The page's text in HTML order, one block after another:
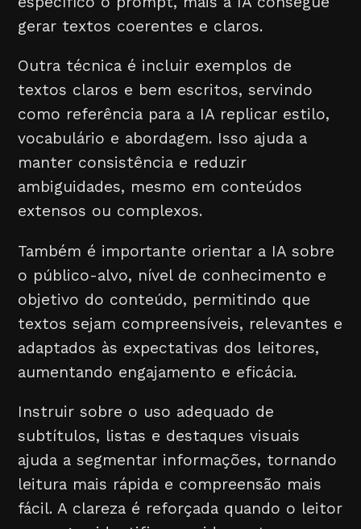
gerar textos coerentes e claros.
Outra técnica é incluir exemplos de
textos claros e bem escritos, servindo
como referência para a IA replicar estilo,
vocabulário e abordagem. Isso ajuda a
manter consistência e reduzir
ambiguidades, mesmo em conteúdos
extensos ou complexos.
Também é importante orientar a IA sobre
o público-alvo, nível de conhecimento e
objetivo do conteúdo, permitindo que
textos sejam compreensíveis, relevantes e
adaptados às expectativas dos leitores,
aumentando engajamento e eficácia.
Instruir sobre o uso adequado de
subtítulos, listas e destaques visuais
ajuda a segmentar informações, tornando
leitura mais rápida e compreensão mais
fácil. A clareza é reforçada quando o leitor